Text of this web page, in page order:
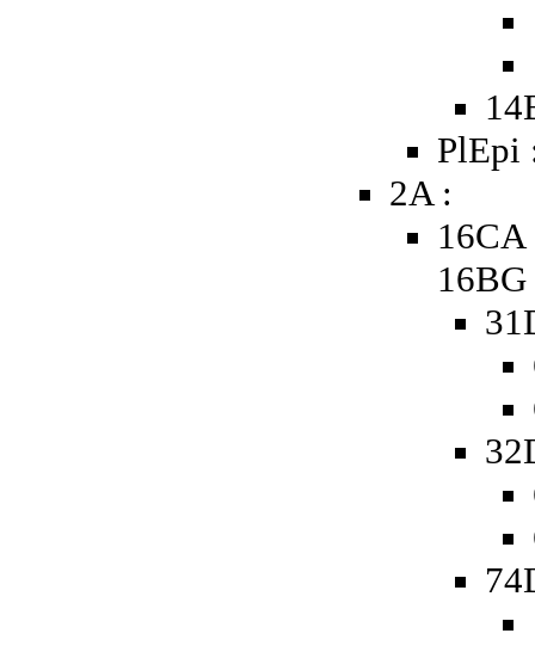
PlEpi
2A :
16BG